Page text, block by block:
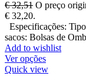
€32,51 O preço
€ 32,20.
Especificações:
sacos: Bolsas de
Add to wishlist
Ver opções
Quick view